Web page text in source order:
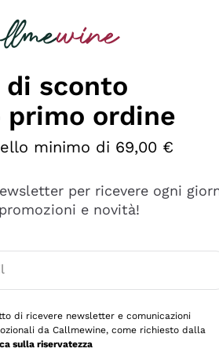
ci sono alternative che
di sconto
primo ordine
minimo di 69,00 €
per ricevere ogni
e novità!
di ricevere newsletter e comunicazioni
da Callmewine, come richiesto dalla
sulla riservatezza